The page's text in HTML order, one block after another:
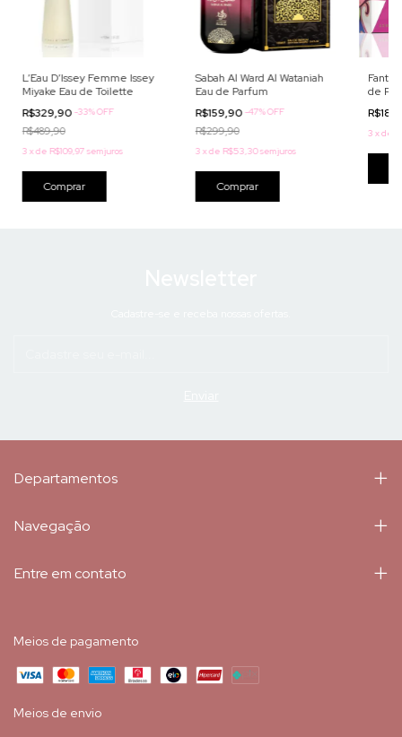
L’Eau D’Issey Femme Issey
Miyake Eau de Toilette
R$329,90 -33%OFF
R$489,90
3 xde R$109,97 sem juros
Comprar
Sabah Al Ward Al Wataniah
Eau de Parfum
R$159,90 -47%OFF
R$299,90
3 xde R$53,30sem juros
Comprar
de
3 xde
Departamentos
Navegação
Entre em contato
Meios de pagamento
Meios de envio